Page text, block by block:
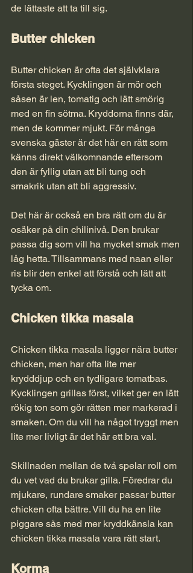
de lättaste att ta till sig.
Butter chicken
Butter chicken är ofta det självklara
första steget. Kycklingen är mör och
såsen är len, tomatig och lätt smörig
med en fin sötma. Kryddorna finns där,
men de kommer mjukt. För många
svenska gäster är det här en rätt som
känns direkt välkomnande eftersom
den är fyllig utan att bli tung och
smakrik utan att bli aggressiv.
Det här är också en bra rätt om du är
osäker på din chilinivå. Den brukar
passa dig som vill ha mycket smak men
låg hetta. Tillsammans med naan eller
ris blir den enkel att förstå och lätt att
tycka om.
Chicken tikka masala
Chicken tikka masala ligger nära butter
chicken, men har ofta lite mer
krydddjup och en tydligare tomatbas.
Kycklingen grillas först, vilket ger en lätt
rökig ton som gör rätten mer markerad i
smaken. Om du vill ha något tryggt men
lite mer livligt är det här ett bra val.
Skillnaden mellan de två spelar roll om
du vet vad du brukar gilla. Föredrar du
mjukare, rundare smaker passar butter
chicken ofta bättre. Vill du ha en lite
piggare sås med mer kryddkänsla kan
chicken tikka masala vara rätt start.
Korma